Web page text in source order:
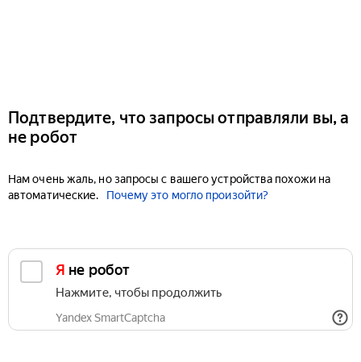
Подтвердите, что запросы отправляли вы, а
не робот
Нам очень жаль, но запросы с вашего устройства похожи на
автоматические.
Почему это могло произойти?
Я не робот
Нажмите, чтобы продолжить
Yandex SmartCaptcha